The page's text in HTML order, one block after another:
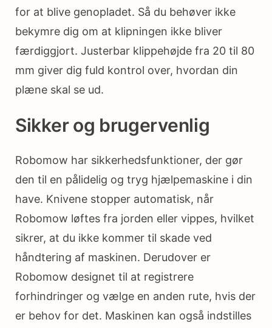
for at blive genopladet. Så du behøver ikke
bekymre dig om at klipningen ikke bliver
færdiggjort. Justerbar klippehøjde fra 20 til 80
mm giver dig fuld kontrol over, hvordan din
plæne skal se ud.
Sikker og brugervenlig
Robomow har sikkerhedsfunktioner, der gør
den til en pålidelig og tryg hjælpemaskine i din
have. Knivene stopper automatisk, når
Robomow løftes fra jorden eller vippes, hvilket
sikrer, at du ikke kommer til skade ved
håndtering af maskinen. Derudover er
Robomow designet til at registrere
forhindringer og vælge en anden rute, hvis der
er behov for det. Maskinen kan også indstilles